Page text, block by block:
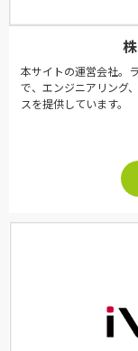
本サイトの運営会社。
で、エンジニアリング
スを提供しています。